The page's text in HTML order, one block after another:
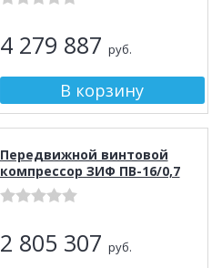
4 279 887 руб.
Передвижной винтовой
компрессор ЗИФ ПВ-16/0,7
2 805 307 руб.